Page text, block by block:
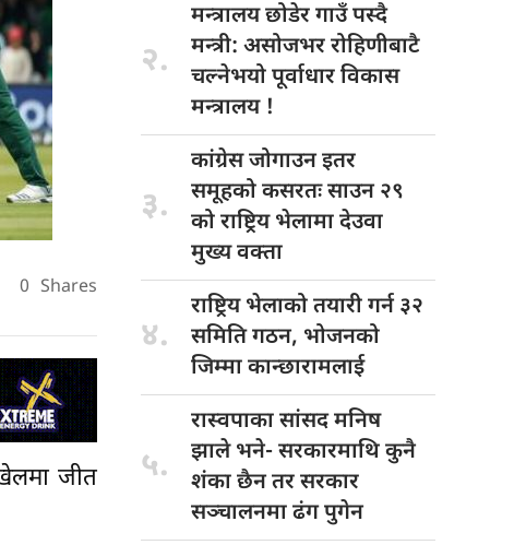
0 Shares
जीत
२.
मन्त्रालय छोडेरगाउँ पस्दै
मन्त्री: असोजभर रोहिणीबाटै
चल्नेभयो पूर्वाधार विकास
मन्त्रालय !
३.
कांग्रेस जोगाउनइतर
समूहको कसरतः साउन २९
को राष्ट्रिय भेलामा देउवा
मुख्य वक्ता
४.
राष्ट्रिय भेलाकोतयारी गर्न ३२
समिति गठन, भोजनको
जिम्मा कान्छारामलाई
५.
रास्वपाका सांसदमनिष
झाले भने- सरकारमाथि कुनै
शंका छैन तर सरकार
सञ्चालनमा ढंग पुगेन